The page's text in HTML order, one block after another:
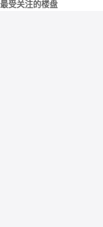
最受关注的楼盘